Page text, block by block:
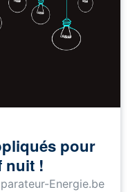
pour
nuit !
Energie.be